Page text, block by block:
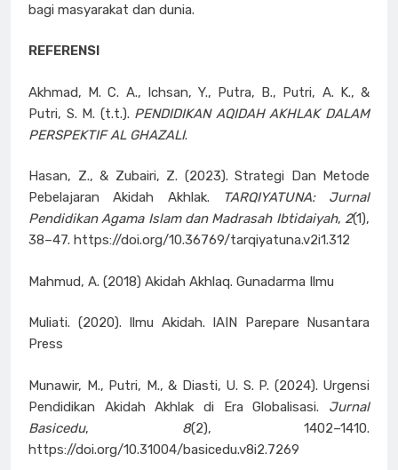
bagi masyarakat dan dunia.
REFERENSI
Akhmad, M. C. A., Ichsan, Y., Putra, B., Putri, A. K., &
Putri, S. M. (t.t.). PENDIDIKAN AQIDAH AKHLAK DALAM
PERSPEKTIF AL GHAZALI.
Hasan, Z., & Zubairi, Z. (2023). Strategi Dan Metode
Pebelajaran Akidah Akhlak.
TARQIYATUNA: Jurnal
Pendidikan Agama Islam dan Madrasah Ibtidaiyah, 2(1),
38–47. https://doi.org/10.36769/tarqiyatuna.v2i1.312
Mahmud, A. (2018) Akidah Akhlaq. Gunadarma Ilmu
Muliati. (2020). Ilmu Akidah. IAIN Parepare Nusantara
Press
Munawir, M., Putri, M., & Diasti, U. S. P. (2024). Urgensi
Pendidikan Akidah Akhlak di Era Globalisasi. Jurnal
Basicedu, 8(2), 1402–1410.
https://doi.org/10.31004/basicedu.v8i2.7269